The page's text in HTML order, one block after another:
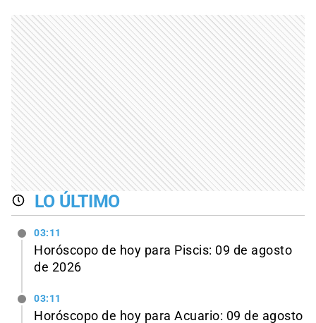
LO ÚLTIMO
03:11
Horóscopo de hoy para Piscis: 09 de agosto
de 2026
03:11
Horóscopo de hoy para Acuario: 09 de agosto